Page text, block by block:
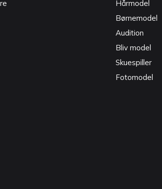
Hårmodel
Børnemodel
Audition
Bliv model
Skuespiller
Fotomodel